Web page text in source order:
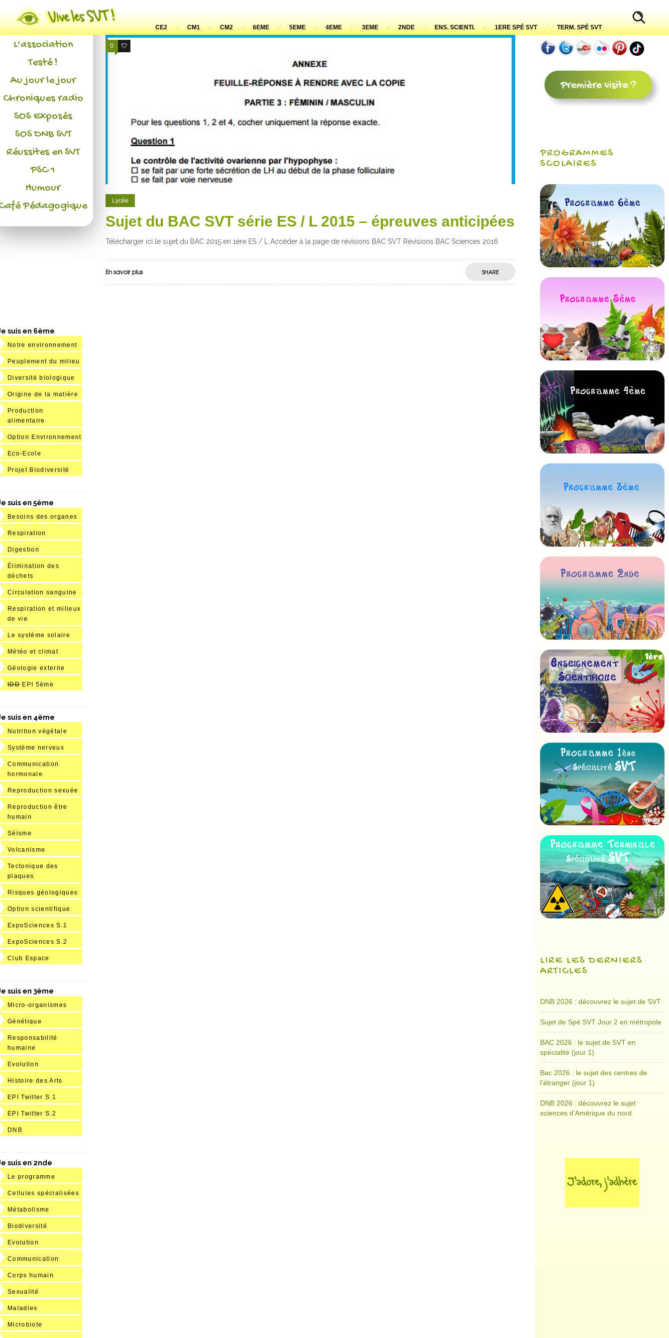
CE2 CM1 CM2 6EME 5EME 4EME 3EME 2NDE ENS. SCIENTI. 1ERE SPÉ SVT TERM. SPÉ SVT
0 1
Lycée
Sujet du BAC SVT série ES / L 2015 – épreuves anticipées
Télécharger ici le sujet du BAC 2015 en 1ère ES / L Accéder à la page de révisions BAC SVT Révisions BAC Sciences 2016
En savoir plus SHARE
Actualités
L'association
Testé !
Au jour le jour
Chroniques radio
SOS Exposés
SOS DNB SVT
Réussites en SVT
PSC 1
Humour
Pédagogique
suis en 6ème
Notre environnement
Peuplement du milieu
Diversité biologique
Origine de la matière
Production
alimentaire
Option Environnement
Eco-Ecole
Projet Biodiversité
suis en 5ème
Besoins des organes
Respiration
Digestion
Élimination des
déchets
Circulation sanguine
Respiration et milieux
de vie
Le système solaire
Météo et climat
Géologie externe
IDD EPI 5ème
suis en 4ème
Nutrition végétale
Système nerveux
Communication
hormonale
Reproduction sexuée
Reproduction être
humain
Séisme
Volcanisme
Tectonique des
plaques
Risques géologiques
Option scientifique
ExpoSciences S.1
ExpoSciences S.2
Club Espace
suis en 3ème
Micro-organismes
Génétique
Responsabilité
humaine
Evolution
Histoire des Arts
EPI Twitter S.1
EPI Twitter S.2
DNB
suis en 2nde
Le programme
Cellules spécialisées
Métabolisme
Biodiversité
Evolution
Communication
Corps humain
Sexualité
Maladies
Microbiote
PROGRAMMES
SCOLAIRES
LIRE LES DERNIERS
ARTICLES
DNB 2026 : découvrez le sujet de SVT
Sujet de Spé SVT Jour 2 en métropole
BAC 2026 : le sujet de SVT en
spécialité (jour 1)
Bac 2026 : le sujet des centres de
l’étranger (jour 1)
DNB 2026 : découvrez le sujet
sciences d’Amérique du nord